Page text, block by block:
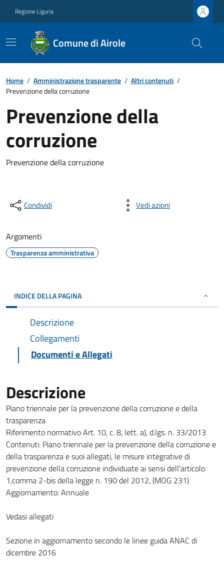
Regione Liguria
Comune di Airole
Home / Amministrazione trasparente / Altri contenuti /
Prevenzione della corruzione
Prevenzione della
corruzione
Prevenzione della corruzione
Condividi Vedi azioni
Argomenti
Trasparenza amministrativa
INDICE DELLA PAGINA
Descrizione
Collegamenti
Documenti e Allegati
Descrizione
Piano triennale per la prevenzione della corruzione e della
trasparenza
Riferimento normativo Art. 10, c. 8, lett. a), d.lgs. n. 33/2013
Contenuti: Piano triennale per la prevenzione della corruzione e
della trasparenza e suoi allegati, le misure integrative di
prevenzione della corruzione individuate ai sensi dell'articolo
1,comma 2-bis della legge n. 190 del 2012, (MOG 231)
Aggiornamento: Annuale
Vedasi allegati
Sezione in aggiornamento secondo le linee guida ANAC di
dicembre 2016